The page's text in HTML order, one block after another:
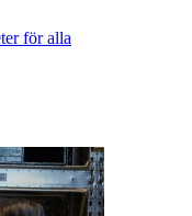
för alla